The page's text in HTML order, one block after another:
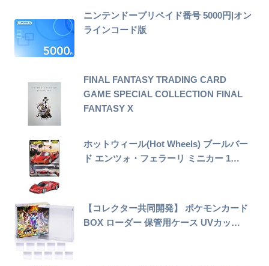
ニンテンドープリペイド番号 5000円|オン
ラインコード版
FINAL FANTASY TRADING CARD
GAME SPECIAL COLLECTION FINAL
FANTASY X
ホットウィール(Hot Wheels) ブールバー
ド エンツォ・フェラーリ ミニカー 1…
【コレクター共同開発】 ポケモンカード
BOX ローダー 保管用ケース UVカッ…